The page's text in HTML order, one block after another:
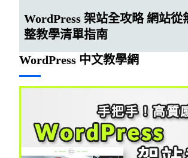
WordPress 架站全攻略 網站從
整教學清單指南
WordPress 中文教學網